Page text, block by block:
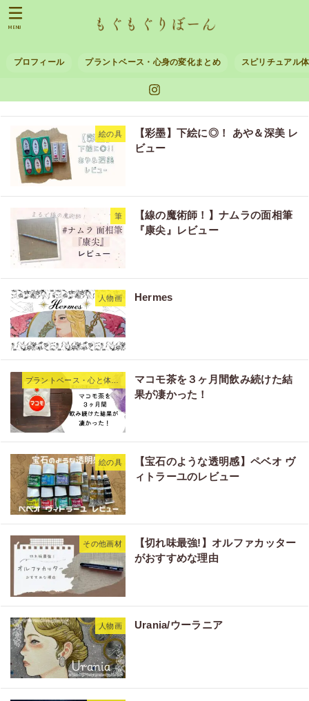
プロフィール プラントベース・心身の変化まとめ スピリチュアル
MENU
絵の具
【彩墨】下絵に◎！ あや＆深美 レ
ビュー
筆
【線の魔術師！】ナムラの面相筆
『康尖』レビュー
人物画 Hermes
マコモ茶を３ヶ月間飲み続けた結
果が凄かった！
絵の具
【宝石のような透明感】ペベオ ヴ
ィトラーユのレビュー
その他画材
【切れ味最強!】オルファカッター
がおすすめな理由
人物画 Urania/ウーラニア